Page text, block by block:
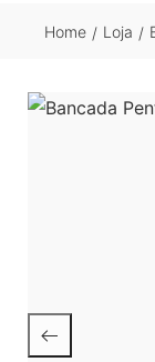
Home / Loja /